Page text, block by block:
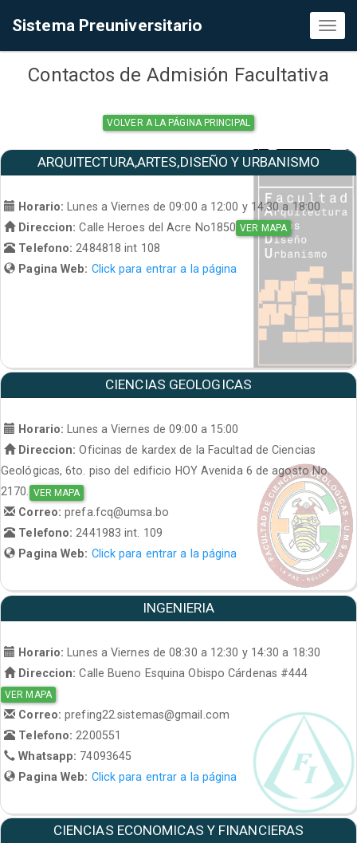
Sistema Preuniversitario
Contactos de Admisión Facultativa
VOLVER A LA PÁGINA PRINCIPAL
ARQUITECTURA,ARTES,DISEÑO Y URBANISMO
Horario:
Lunes a Viernes de 09:00 a 12:00 y 14:30 a 18:00
Direccion: Calle Heroes del Acre No1850 VER MAPA
Telefono: 2484818 int 108
Pagina Web: Click para entrar a la página
CIENCIAS GEOLOGICAS
Horario: Lunes a Viernes de 09:00 a 15:00
Direccion: Oficinas de kardex de la Facultad de Ciencias
Geológicas, 6to. piso del edificio HOY Avenida 6 de agosto No.
2170. VER MAPA
Correo:prefa.fcq@umsa.bo
Telefono:2441983 int. 109
Pagina Web: Click para entrar a la página
INGENIERIA
Horario:
Lunes a Viernes de 08:30 a 12:30 y 14:30 a 18:30
Direccion: Calle Bueno Esquina Obispo Cárdenas #444
VER MAPA
Correo:prefing22.sistemas@gmail.com
Telefono: 2200551
Whatsapp: 74093645
Pagina Web: Click para entrar a la página
CIENCIAS ECONOMICAS Y FINANCIERAS